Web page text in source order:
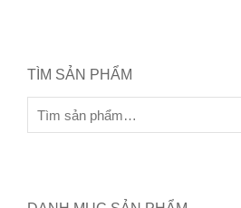
TÌM SẢN PHẨM